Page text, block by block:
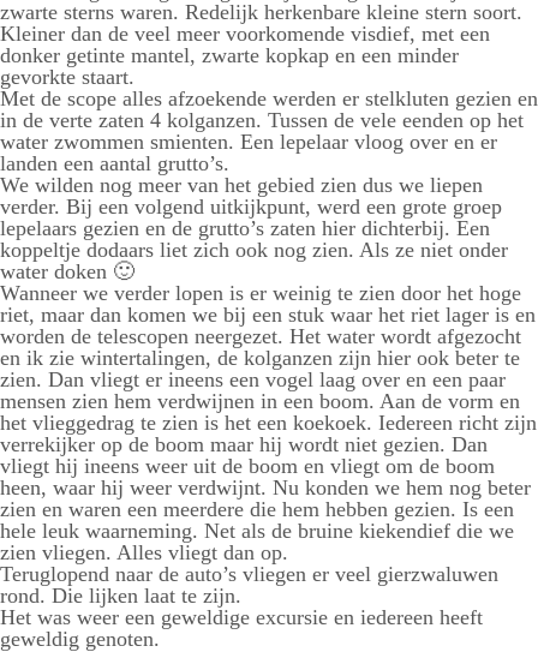
zwarte sterns waren. Redelijk herkenbare kleine stern soort.
Kleiner dan de veel meer voorkomende visdief, met een
donker getinte mantel, zwarte kopkap en een minder
gevorkte staart.
Met de scope alles afzoekende werden er stelkluten gezien en
in de verte zaten 4 kolganzen. Tussen de vele eenden op het
water zwommen smienten. Een lepelaar vloog over en er
landen een aantal grutto’s.
We wilden nog meer van het gebied zien dus we liepen
verder. Bij een volgend uitkijkpunt, werd een grote groep
lepelaars gezien en de grutto’s zaten hier dichterbij. Een
koppeltje dodaars liet zich ook nog zien. Als ze niet onder
water doken 🙂
Wanneer we verder lopen is er weinig te zien door het hoge
riet, maar dan komen we bij een stuk waar het riet lager is en
worden de telescopen neergezet. Het water wordt afgezocht
en ik zie wintertalingen, de kolganzen zijn hier ook beter te
zien. Dan vliegt er ineens een vogel laag over en een paar
mensen zien hem verdwijnen in een boom. Aan de vorm en
het vlieggedrag te zien is het een koekoek. Iedereen richt zijn
verrekijker op de boom maar hij wordt niet gezien. Dan
vliegt hij ineens weer uit de boom en vliegt om de boom
heen, waar hij weer verdwijnt. Nu konden we hem nog beter
zien en waren een meerdere die hem hebben gezien. Is een
hele leuk waarneming. Net als de bruine kiekendief die we
zien vliegen. Alles vliegt dan op.
Teruglopend naar de auto’s vliegen er veel gierzwaluwen
rond. Die lijken laat te zijn.
Het was weer een geweldige excursie en iedereen heeft
geweldig genoten.